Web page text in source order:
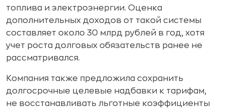
топлива и электроэнергии. Оценка
дополнительных доходов от такой системы
составляет около 30 млрд рублей в год, хотя
учет роста долговых обязательств ранее не
рассматривался.
Компания также предложила сохранить
долгосрочные целевые надбавки к тарифам,
не восстанавливать льготные коэффициенты